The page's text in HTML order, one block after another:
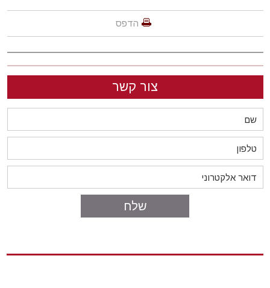
הדפס
צור קשר